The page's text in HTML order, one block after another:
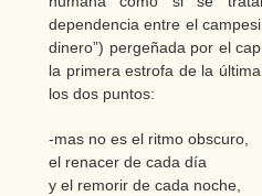
dependencia entre el
dinero”) pergeñada por el
la primera estrofa de la
los dos puntos:
-mas no es el ritmo obscuro,
el renacer de cada día
y el remorir de cada noche,